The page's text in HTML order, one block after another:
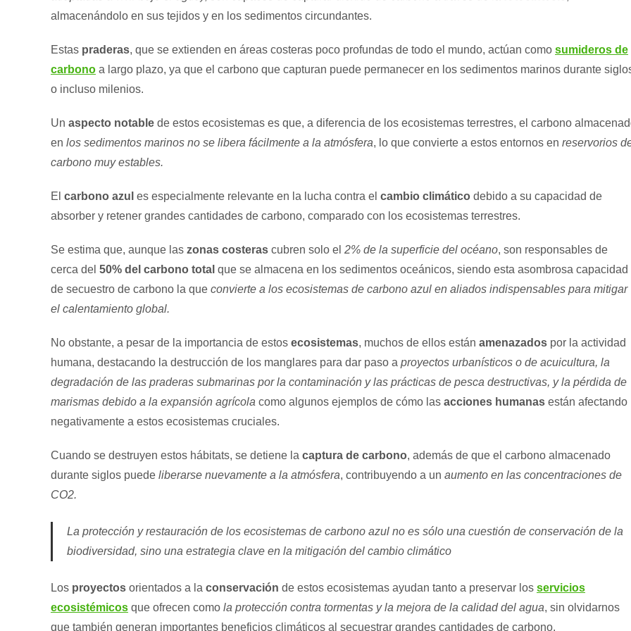
almacenándolo en sus tejidos y en los sedimentos circundantes.
Estas praderas, que se extienden en áreas costeras poco profundas de todo el mundo, actúan como sumideros de
carbono a largo plazo, ya que el carbono que capturan puede permanecer en los sedimentos marinos durante
o incluso milenios.
Un aspecto notable de estos ecosistemas es que, a diferencia de los ecosistemas terrestres, el carbono
en los sedimentos marinos no se libera fácilmente a la atmósfera, lo que convierte a estos entornos en reservorios
carbono muy estables.
El carbono azul es especialmente relevante en la lucha contra el cambio climático debido a su capacidad de
absorber y retener grandes cantidades de carbono, comparado con los ecosistemas terrestres.
Se estima que, aunque las zonas costeras cubren solo el 2% de la superficie del océano, son responsables de
cerca del 50% del carbono total que se almacena en los sedimentos oceánicos, siendo esta asombrosa capacidad
de secuestro de carbono la que convierte a los ecosistemas de carbono azul en aliados indispensables para mitigar
el calentamiento global.
No obstante, a pesar de la importancia de estos ecosistemas, muchos de ellos están amenazados por la actividad
humana, destacando la destrucción de los manglares para dar paso a proyectos urbanísticos o de acuicultura, la
degradación de las praderas submarinas por la contaminación y las prácticas de pesca destructivas, y la pérdida de
marismas debido a la expansión agrícola como algunos ejemplos de cómo las acciones humanas están afectando
negativamente a estos ecosistemas cruciales.
Cuando se destruyen estos hábitats, se detiene la captura de carbono, además de que el carbono almacenado
durante siglos puede liberarse nuevamente a la atmósfera, contribuyendo a un aumento en las concentraciones de
CO2.
La protección y restauración de los ecosistemas de carbono azul no es sólo una cuestión de conservación de la
biodiversidad, sino una estrategia clave en la mitigación del cambio climático
Los proyectos orientados a la conservación de estos ecosistemas ayudan tanto a preservar los servicios
ecosistémicos que ofrecen como la protección contra tormentas y la mejora de la calidad del agua, sin olvidarnos
que también generan importantes beneficios climáticos al secuestrar grandes cantidades de carbono.